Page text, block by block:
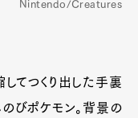
Creatures
てつくり出した手裏
びポケモン。背景の